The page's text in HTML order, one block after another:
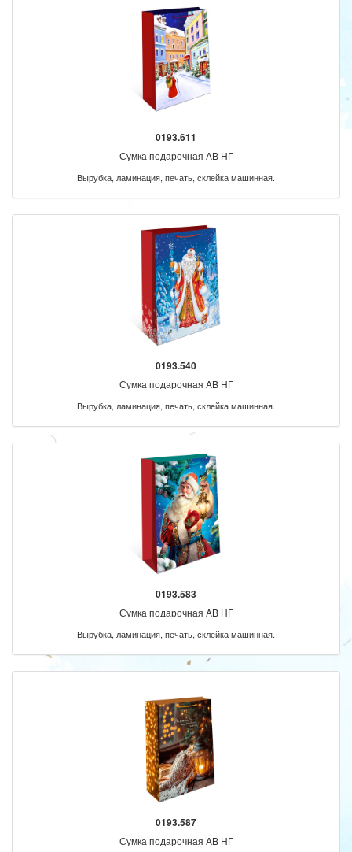
0193.611
Сумка подарочная AB НГ
Вырубка, ламинация, печать, склейка машинная.
0193.540
Сумка подарочная AB НГ
Вырубка, ламинация, печать, склейка машинная.
0193.583
Сумка подарочная AB НГ
Вырубка, ламинация, печать, склейка машинная.
0193.587
Сумка подарочная AB НГ